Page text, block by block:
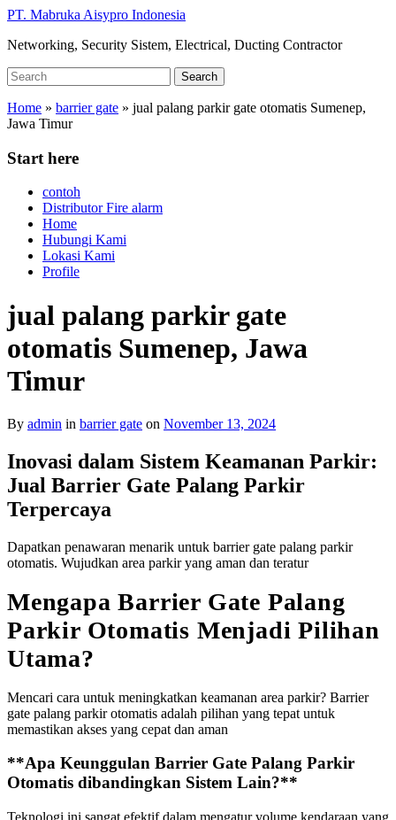
Skip
main
PT. Mabruka Aisypro Indonesia
Networking, Security Sistem, Electrical, Ducting Contractor
Search
for:
Search
Home » barrier gate » jual palang parkir gate otomatis Sumenep,
Jawa Timur
Start here
contoh
Distributor Fire alarm
Home
Hubungi Kami
Lokasi Kami
Profile
jual palang parkir gate
otomatis Sumenep, Jawa
Timur
By admin in barrier gate on November 13, 2024
Inovasi dalam Sistem Keamanan Parkir:
Jual Barrier Gate Palang Parkir
Terpercaya
Dapatkan penawaran menarik untuk barrier gate palang parkir
otomatis. Wujudkan area parkir yang aman dan teratur
Mengapa Barrier Gate Palang
Parkir Otomatis Menjadi Pilihan
Utama?
Mencari cara untuk meningkatkan keamanan area parkir? Barrier
gate palang parkir otomatis adalah pilihan yang tepat untuk
memastikan akses yang cepat dan aman
**Apa Keunggulan Barrier Gate Palang Parkir
Otomatis dibandingkan Sistem Lain?**
Teknologi ini sangat efektif dalam mengatur volume kendaraan yang